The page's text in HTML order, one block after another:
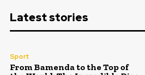
Latest stories
Sport
From Bamenda to the Top of